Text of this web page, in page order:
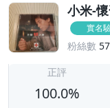
小米-
實名
粉絲數
正評
100.0%